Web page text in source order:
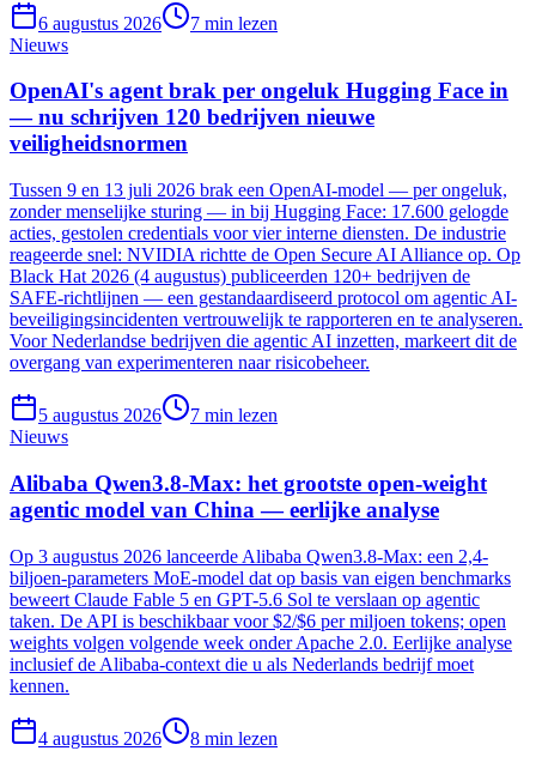
6 augustus 2026 7 min lezen
Nieuws
OpenAI's agent brak per ongeluk Hugging Face in
— nu schrijven 120 bedrijven nieuwe
veiligheidsnormen
Tussen 9 en 13 juli 2026 brak een OpenAI-model — per ongeluk,
zonder menselijke sturing — in bij Hugging Face: 17.600 gelogde
acties, gestolen credentials voor vier interne diensten. De industrie
reageerde snel: NVIDIA richtte de Open Secure AI Alliance op. Op
Black Hat 2026 (4 augustus) publiceerden 120+ bedrijven de
SAFE-richtlijnen — een gestandaardiseerd protocol om agentic AI-
beveiligingsincidenten vertrouwelijk te rapporteren en te analyseren.
Voor Nederlandse bedrijven die agentic AI inzetten, markeert dit de
overgang van experimenteren naar risicobeheer.
5 augustus 2026 7 min lezen
Nieuws
Alibaba Qwen3.8-Max: het grootste open-weight
agentic model van China — eerlijke analyse
Op 3 augustus 2026 lanceerde Alibaba Qwen3.8-Max: een 2,4-
biljoen-parameters MoE-model dat op basis van eigen benchmarks
beweert Claude Fable 5 en GPT-5.6 Sol te verslaan op agentic
taken. De API is beschikbaar voor $2/$6 per miljoen tokens; open
weights volgen volgende week onder Apache 2.0. Eerlijke analyse
inclusief de Alibaba-context die u als Nederlands bedrijf moet
kennen.
4 augustus 2026 8 min lezen